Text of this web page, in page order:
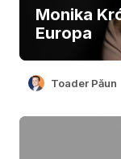
Monika
Europa
Toader Păun